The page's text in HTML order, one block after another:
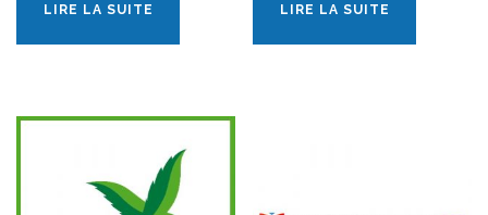
LIRE LA SUITE LIRE LA SUITE